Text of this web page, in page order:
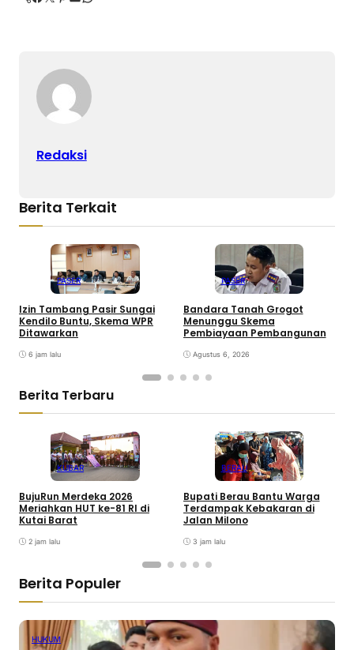
Redaksi
Berita Terkait
PASER
Izin Tambang Pasir Sungai
Kendilo Buntu, Skema WPR
Ditawarkan
6 jam lalu
PASER
Bandara Tanah Grogot
Menunggu Skema
Pembiayaan Pembangunan
Agustus 6, 2026
Berita Terbaru
KUBAR
BujuRun Merdeka 2026
Meriahkan HUT ke-81 RI di
Kutai Barat
2 jam lalu
BERAU
Bupati Berau Bantu Warga
Terdampak Kebakaran di
Jalan Milono
3 jam lalu
Berita Populer
HUKUM